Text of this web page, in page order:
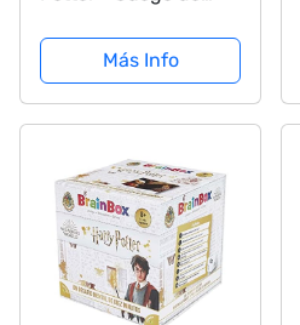
- Versión en español -
N°2
Más Info